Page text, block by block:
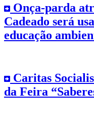
Onça-parda
Cadeado será
educação
Caritas
da Feira